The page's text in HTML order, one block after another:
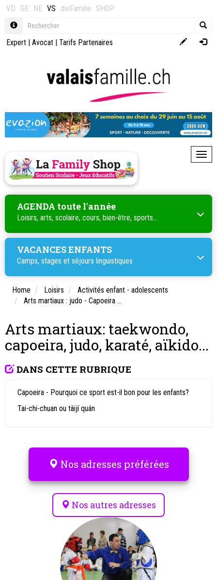
VD GE NE VS dieFamilie SHOP
Expert | Avocat | Tarifs Partenaires
AGENDA toute l'année
Loisirs, arts, scolaire, cours, bien-être, sports...
VACANCES ENFANTS
Camps, stages et séjours linguistiques
Home Loisirs
Activités enfant - adolescents
Arts martiaux : judo - Capoeira ...
Arts martiaux: taekwondo,
capoeira, judo, karaté, aïkido...
DANS CETTE RUBRIQUE
Capoeira - Pourquoi ce sport est-il bon pour les enfants?
Tai-chi-chuan ou tàijí quán
Nos adresses préférées
Nos autres adresses